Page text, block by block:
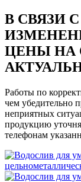
В СВЯЗИ
ЦЕНЫ НА
Работы по
чем убедительно
неприятных
продукцию
телефонам